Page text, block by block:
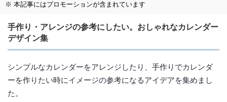
※ 本記事にはプロモーションが含まれています
手作り・アレンジの参考にしたい。おしゃれなカレンダー
デザイン集
シンプルなカレンダーをアレンジしたり、手作りでカレンダ
ーを作りたい時にイメージの参考になるアイデアを集めまし
た。